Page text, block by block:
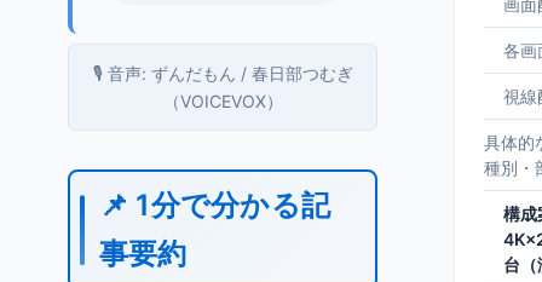
🎙️ 音声: ずんだもん / 春日部つむぎ
（VOICEVOX）
📌 1分で分かる記
事要約
画面
各画
視線
具体的
種別・
構成
台（